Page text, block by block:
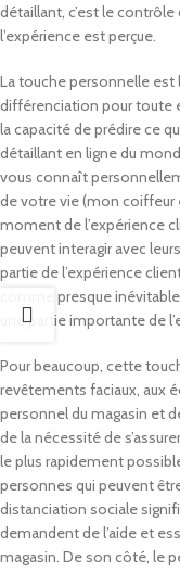
détaillant, c’est le
l’expérience est perçue.
La touche personnelle est
différenciation pour toute
la capacité de prédire ce
détaillant en ligne du
vous connaît
de votre vie (mon coiffeur
moment de l’expérience
peuvent interagir avec
partie de l’expérience
comme presque
une partie importante de
Pour beaucoup, cette
revêtements faciaux, aux
personnel du magasin et
de la nécessité de
le plus rapidement
personnes qui peuvent
distanciation sociale
demandent de l’aide et
magasin. De son côté, le